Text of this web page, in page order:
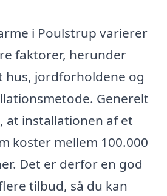
i Poulstrup varierer
faktorer, herunder
hus, jordforholdene og
Generelt
at installationen af et
koster mellem 100.000
Det er derfor en god
tilbud, så du kan